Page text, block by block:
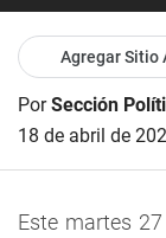
Agregar Sitio
PorSección
18 de abril de
Este martes